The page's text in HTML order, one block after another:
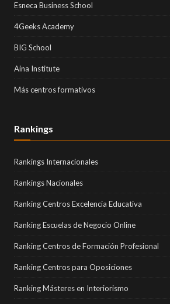
Esneca Business School
4Geeks Academy
BIG School
Aina Institute
Más centros formativos
Rankings
Rankings Internacionales
Rankings Nacionales
Ranking Centros Excelencia Educativa
Ranking Escuelas de Negocio Online
Ranking Centros de Formación Profesional
Ranking Centros para Oposiciones
Ranking Másteres en Interiorismo